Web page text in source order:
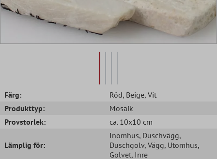
Färg: Röd, Beige, Vit
Produkttyp:
Mosaik
Provstorlek:
ca. 10x10 cm
Lämplig för:
Inomhus, Duschvägg,
Duschgolv, Vägg, Utomhus,
Golvet, Inre